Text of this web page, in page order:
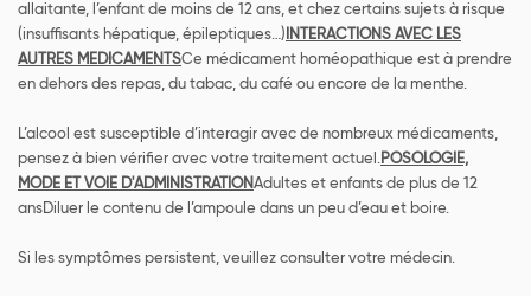
allaitante, l’enfant de moins de 12 ans, et chez certains sujets à risque
(insuffisants hépatique, épileptiques…) INTERACTIONS AVEC LES
AUTRES MEDICAMENTSCe médicament homéopathique est à prendre
en dehors des repas, du tabac, du café ou encore de la menthe.
L’alcool est susceptible d’interagir avec de nombreux médicaments,
pensez à bien vérifier avec votre traitement actuel.POSOLOGIE,
MODE ET VOIE D'ADMINISTRATIONAdultes et enfants de plus de 12
ansDiluer le contenu de l’ampoule dans un peu d’eau et boire.
Si les symptômes persistent, veuillez consulter votre médecin.